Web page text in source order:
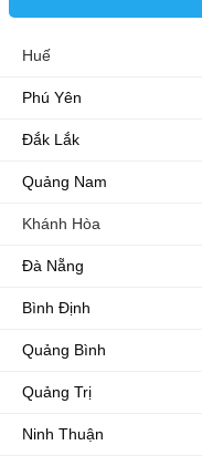
Huế
Phú Yên
Đắk Lắk
Quảng Nam
Khánh Hòa
Đà Nẵng
Bình Định
Quảng Bình
Quảng Trị
Ninh Thuận